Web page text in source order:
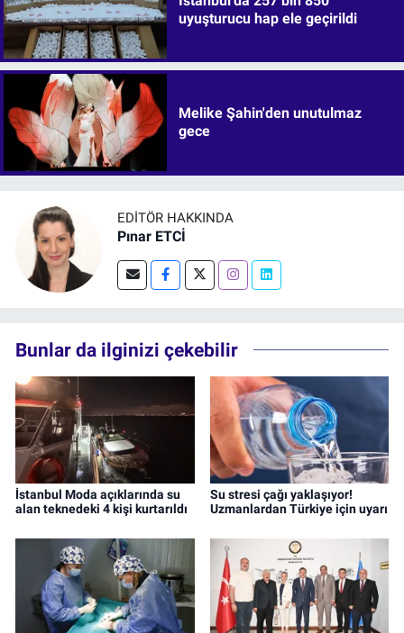
uyuşturucu hap ele geçirildi
Melike Şahin'den unutulmaz
gece
EDITÖR HAKKINDA
Pınar ETCİ
Bunlar da ilginizi çekebilir
İstanbul Moda açıklarında su
alan teknedeki 4 kişi kurtarıldı
Su stresi çağı yaklaşıyor!
Uzmanlardan Türkiye için uyarı